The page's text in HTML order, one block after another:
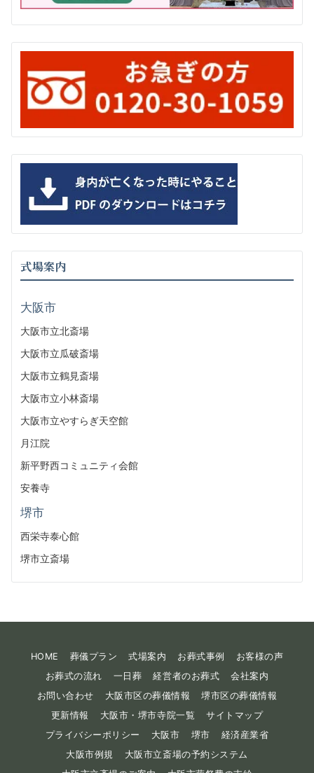
式場案内
大阪市
大阪市立北斎場
大阪市立瓜破斎場
大阪市立鶴見斎場
大阪市立小林斎場
大阪市立やすらぎ天空館
月江院
新平野西コミュニティ会館
安養寺
堺市
西栄寺泰心館
堺市立斎場
HOME 葬儀プラン 式場案内 お葬式事例
お客様の声
お葬式の流れ
一日葬 経営者のお葬式
会社案内
お問い合わせ
大阪市区の葬儀情報
堺市区の葬儀情報
更新情報
大阪市・堺市寺院一覧
サイトマップ
プライバシーポリシー
大阪市 堺市
経済産業省
大阪市例規
大阪市立斎場の予約システム